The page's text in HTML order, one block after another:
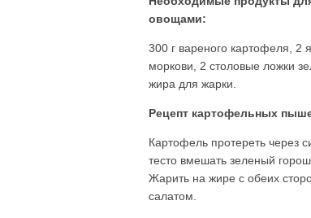
овощами:
300 г вареного картофеля, 2
моркови, 2 столовые ложки
жира для жарки.
Рецепт картофельных
Картофель протереть через
тесто вмешать зеленый
Жарить на жире с обеих
салатом.